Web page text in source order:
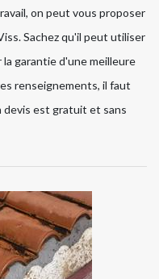
on peut vous proposer
Sachez qu'il peut utiliser
garantie d'une meilleure
renseignements, il faut
est gratuit et sans